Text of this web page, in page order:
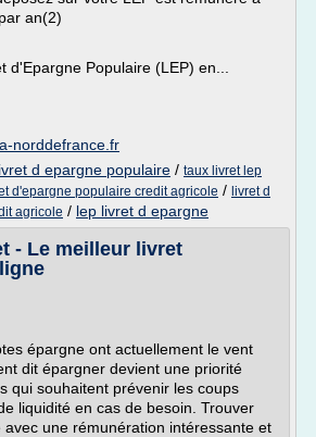
an(2)
d'Epargne Populaire (LEP) en...
norddefrance.fr
d epargne populaire / taux livret lep
d'epargne populaire credit agricole / livret d
agricole / lep livret d epargne
- Le meilleur livret
épargne ont actuellement le vent
dit épargner devient une priorité
qui souhaitent prévenir les coups
liquidité en cas de besoin. Trouver
avec une rémunération intéressante et